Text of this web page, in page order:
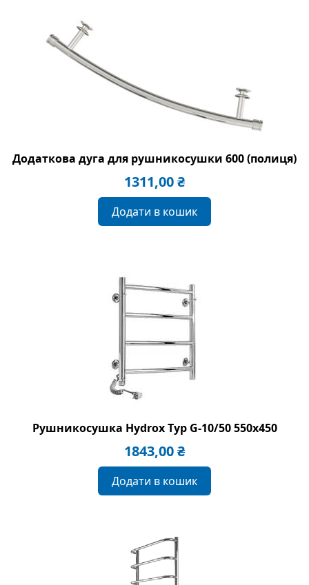
Додаткова дуга для рушникосушки 600 (полиця)
1311,00₴
Додати в кошик
Рушникосушка Hydrox Typ G-10/50 550х450
1843,00₴
Додати в кошик